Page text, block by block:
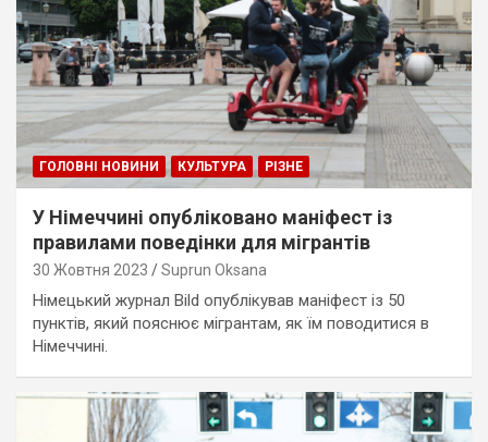
ГОЛОВНІ НОВИНИ КУЛЬТУРА РІЗНЕ
У Німеччині опубліковано маніфест із
правилами поведінки для мігрантів
30 Жовтня 2023 Suprun Oksana
Німецький журнал Bild опублікував маніфест із 50
пунктів, який пояснює мігрантам, як їм поводитися в
Німеччині.